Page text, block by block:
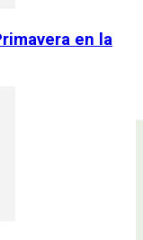
en la